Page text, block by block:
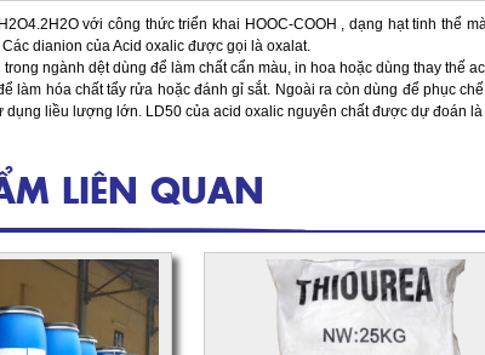
với công thức triển khai HOOC-COOH , dạng hạt tinh thể
dianion của Acid oxalic được gọi là oxalat.
ngành dệt dùng để làm chất cẩn màu, in hoa hoặc dùng thay thế
làm hóa chất tẩy rửa hoặc đánh gỉ sắt. Ngoài ra còn dùng để phục
dụng liều lượng lớn LD50 của acid oxalic nguyên chất được dự đoán
LIÊN QUAN